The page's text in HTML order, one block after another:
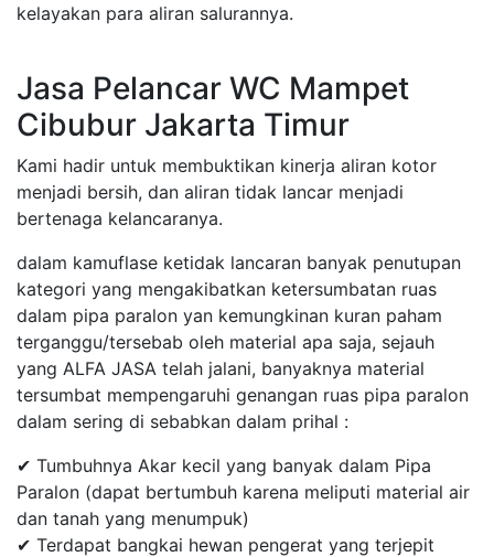
kelayakan para aliran salurannya.
Jasa Pelancar WC Mampet
Cibubur Jakarta Timur
Kami hadir untuk membuktikan kinerja aliran kotor
menjadi bersih, dan aliran tidak lancar menjadi
bertenaga kelancaranya.
dalam kamuflase ketidak lancaran banyak penutupan
kategori yang mengakibatkan ketersumbatan ruas
dalam pipa paralon yan kemungkinan kuran paham
terganggu/tersebab oleh material apa saja, sejauh
yang ALFA JASA telah jalani, banyaknya material
tersumbat mempengaruhi genangan ruas pipa paralon
dalam sering di sebabkan dalam prihal :
✔ Tumbuhnya Akar kecil yang banyak dalam Pipa
Paralon (dapat bertumbuh karena meliputi material air
dan tanah yang menumpuk)
✔ Terdapat bangkai hewan pengerat yang terjepit